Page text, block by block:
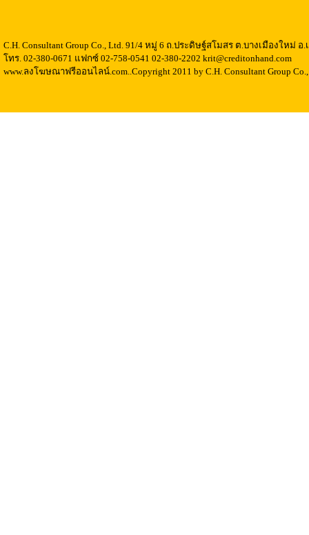
C.H. Consultant Group Co., Ltd. 91/4 หมู่ 6 ถ.ประดิษฐ์สโมสร ต.บางเมืองใหม่ อ
โทร. 02-380-0671 แฟกซ์ 02-758-0541 02-380-2202 krit@creditonhand.com
www.ลงโฆษณาฟรีออนไลน์.com..Copyright 2011 by C.H. Consultant Group